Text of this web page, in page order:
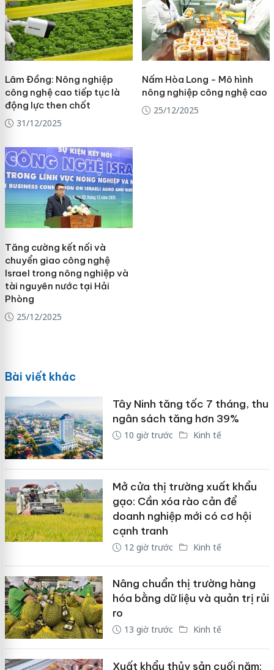
Lâm Đồng: Nông nghiệp
công nghệ cao tiếp tục là
động lực then chốt
31/12/2025
Nấm Hòa Long - Mô hình
nông nghiệp công nghệ cao
25/12/2025
Tăng cường kết nối và
chuyển giao công nghệ
Israel trong nông nghiệp và
tài nguyên nước tại Hải
Phòng
25/12/2025
Bài viết khác
Tây Ninh tăng tốc 7 tháng, thu
ngân sách tăng hơn 39%
10 giờ trước Kinh tế
Mở cửa thị trường xuất khẩu
gạo: Cần xóa rào cản để
doanh nghiệp mới có cơ hội
cạnh tranh
12 giờ trước Kinh tế
Nâng chuẩn thị trường hàng
hóa bằng dữ liệu và quản trị rủi
ro
13 giờ trước Kinh tế
Xuất khẩu thủy sản cuối năm: